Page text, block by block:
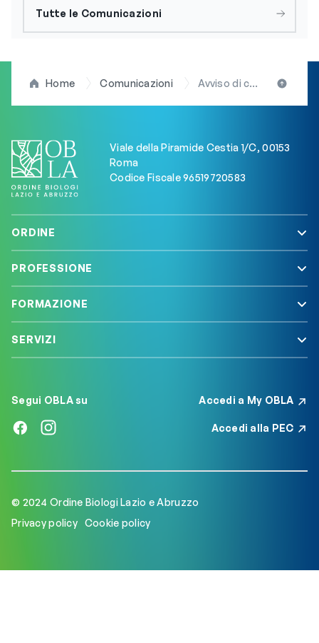
Tutte le Comunicazioni
Home Comunicazioni Avviso di convocazione dell’Assemblea degli Iscritti
Viale della Piramide Cestia 1/C, 00153
Roma
Codice Fiscale 96519720583
ORDINE
PROFESSIONE
FORMAZIONE
SERVIZI
Segui OBLA su Accedi a My OBLA
Accedi alla PEC
© 2024 Ordine Biologi Lazio e Abruzzo
Privacy policy Cookie policy